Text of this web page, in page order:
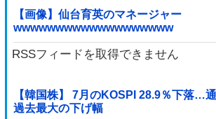
【画像】仙台育英のマネージャー
wwwwwwwwwwwwwwwwwww
RSSフィードを取得できません
【韓国株】 7月のKOSPI 28.9％下落…
過去最大の下げ幅